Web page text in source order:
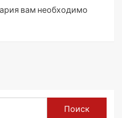
вам необходимо
Поиск